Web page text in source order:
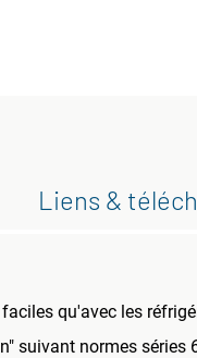
Liens &
qu'avec les
suivant normes séries